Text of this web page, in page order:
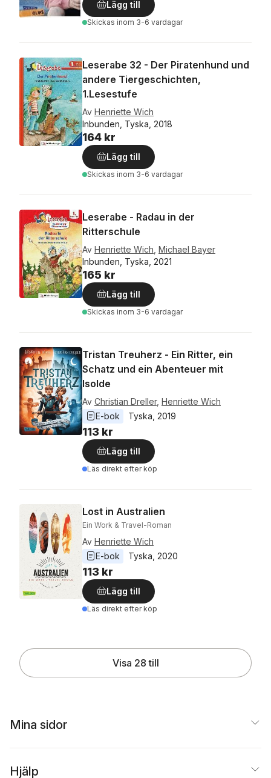
Lägg till
Skickas inom 3-6 vardagar
Leserabe 32 - Der Piratenhund und
andere Tiergeschichten,
1.Lesestufe
Av Henriette Wich
Inbunden, Tyska, 2018
164 kr
Lägg till
Skickas inom 3-6 vardagar
Leserabe - Radau in der
Ritterschule
Av Henriette Wich Michael Bayer
Inbunden, Tyska, 2021
165 kr
Lägg till
Skickas inom 3-6 vardagar
Tristan Treuherz - Ein Ritter, ein
Schatz und ein Abenteuer mit
Isolde
Av Christian Dreller, Henriette Wich
E-bok
Tyska 2019
113 kr
Lägg till
Läs direkt efter köp
Lost in Australien
Ein Work & Travel-Roman
Av Henriette Wich
E-bok
Tyska 2020
113 kr
Lägg till
Läs direkt efter köp
Visa 28 till
Mina sidor
Hjälp